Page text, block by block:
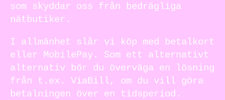
som skyddar oss från bedrägliga
nätbutiker.
I allmänhet slår vi köp med betalkort
eller MobilePay. Som ett alternativt
alternativ bör du överväga en lösning
från t.ex. ViaBill, om du vill göra
betalningen över en tidsperiod.